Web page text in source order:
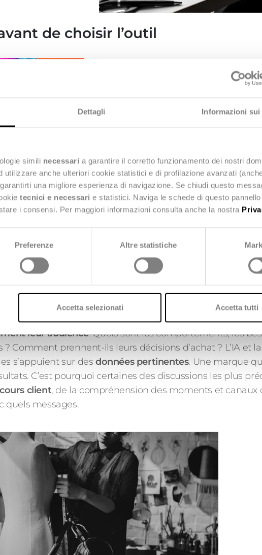
Dettagli Informazioni sui
simili necessari a garantire il corretto funzionamento dei nostri
utilizzare anche ulteriori cookie statistici e di profilazione avanzati
una migliore esperienza di navigazione. Se chiudi questo
tecnici e necessari e statistici. Naviga le schede di questo pannello
i consensi. Per maggiori informazioni consulta anche la nostra
Preferenze Altre statistiche
Accetta selezionati Accetta tutti
de choisir l’outil
Autre point de friction : les
vers des solutions sans avoir cerné
Face à la multitude de plateformes
dashboards, de l’optimisation ou de
l’investissement rapide est tentant.
. À PI Apparel, nous
marques partager leurs difficultés :
utilisés, fonctionnalités mises en
Laclé, c’est uneanalyse claire.
Où se
Qu’est-ce qui ne fonctionne pas ?
consomment nos ressources ?
même la meilleure plateforme
avant tout
de choisir des outils de marketing, de personnalisation
leur audience. Quels sont les comportements, les
Comment prennent-ils leurs décisions d’achat ? L’IA et
s’appuient sur desdonnées pertinentes. Une marque
C’est pourquoi certaines des discussions les plus
client, de la compréhension des moments et canaux
quels messages.